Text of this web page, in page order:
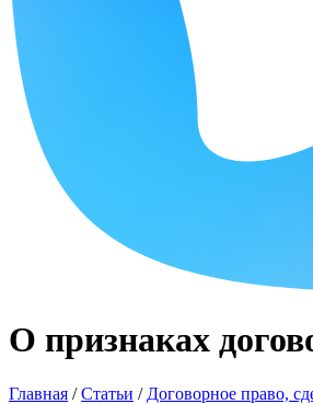
О признаках
Главная /Статьи / Договорное право,